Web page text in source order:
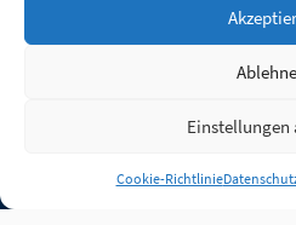
Einstellungen
Cookie-Richtlinie
Anmelden
Jobs Partner